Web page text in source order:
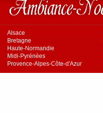
Alsace
Bretagne
Haute-Normandie
Midi-Pyrénées
Provence-Alpes-Côte-d'Azur